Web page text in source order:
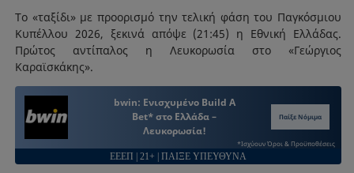
Το «ταξίδι» με προορισμό την τελική φάση του Παγκόσμιου
Κυπέλλου 2026, ξεκινά απόψε (21:45) η Εθνική Ελλάδας.
Πρώτος αντίπαλος η Λευκορωσία στο «Γεώργιος
Καραϊσκάκης».
bwin: Ενισχυμένο Build A
Bet* στο Ελλάδα –
Λευκορωσία!
Παίξε Νόμιμα
*Ισχύουν Όροι & Προϋποθέσεις
ΕΕΕΠ | 21+ | ΠΑΙΞΕ ΥΠΕΥΘΥΝΑ